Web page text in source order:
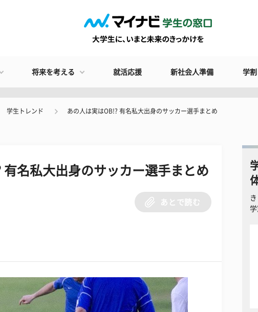
将来を考える 就活応援 新社会人準備 学
学生トレンド あの人は実はOB!? 有名私大出身のサッカー選手まとめ
有名私大出身のサッカー選手まとめ
あとで読む